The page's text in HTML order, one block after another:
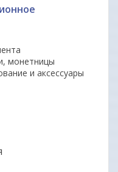
монетницы
и аксессуары